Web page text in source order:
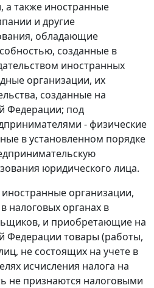
а также иностранные
и другие
обладающие
созданные в
иностранных
организации, их
созданные на
Федерации; под
- физические
в установленном порядке
юридического лица.
организации,
налоговых органах в
и приобретающие на
Федерации товары (работы,
не состоящих на учете в
исчисления налога на
не признаются налоговыми